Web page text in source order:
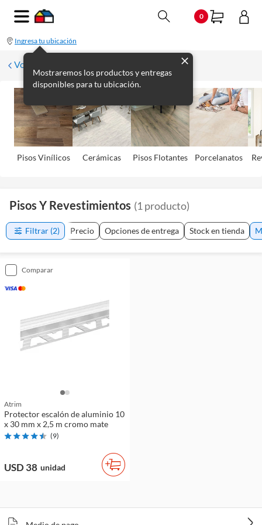
0
Ingresa tu ubicación
Mostraremos los productos y entregas
disponibles para tu ubicación.
Volver
Pisos Viní­licos Cerámicas Pisos Flotantes Porcelanatos
Pisos Y Revestimientos (1 producto)
Filtrar (2) Precio Opciones de entrega Stock en tienda
comparar
Atrim
Protector escalón de aluminio 10
x 30 mm x 2,5 m cromo mate
(9)
USD 38 unidad